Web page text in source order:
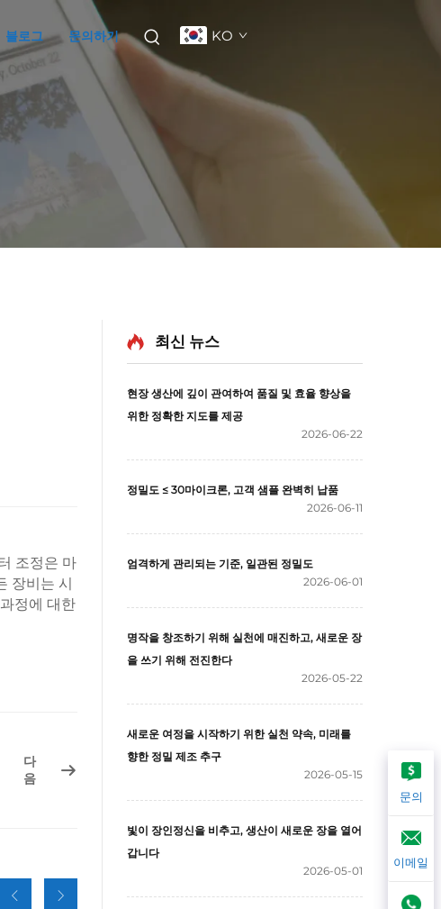
블로그 문의하기 KO
조정은 마
장비는 시
정에 대한
다
음
최신 뉴스
현장 생산에 깊이 관여하여 품질 및 효율 향상을
위한 정확한 지도를 제공
2026-06-22
정밀도 ≤ 30마이크론, 고객 샘플 완벽히 납품
2026-06-11
엄격하게 관리되는 기준, 일관된 정밀도
2026-06-01
명작을 창조하기 위해 실천에 매진하고, 새로운 장
을 쓰기 위해 전진한다
2026-05-22
새로운 여정을 시작하기 위한 실천 약속, 미래를
향한 정밀 제조 추구
2026-05-15
빛이 장인정신을 비추고, 생산이 새로운 장을 열어
갑니다
2026-05-01
문의
이메일